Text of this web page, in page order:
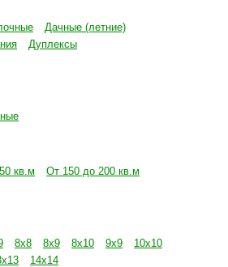
Дачные (летние)
Дуплексы
кв.м
От 150 до 200 кв.м
8х8 8х9 8х10 9х9
10х10
14х14